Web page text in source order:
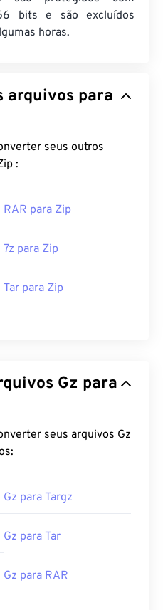
bits e são excluídos
horas.
arquivos para
seus outros
para o formato Zip :
RAR para Zip
7z para Zip
Tar para Zip
Gz para
seus arquivos Gz
Gz para Targz
Gz para Tar
Gz para RAR